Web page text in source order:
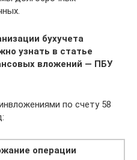
бухучета
узнать в статье
вложений — ПБУ
по счету 58
операции